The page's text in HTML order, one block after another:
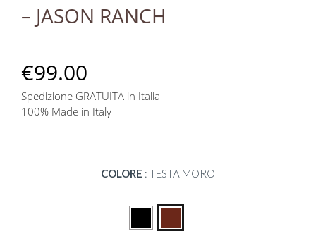
– JASON RANCH
€99.00
Spedizione GRATUITA in Italia
100% Made in Italy
COLORE : TESTA MORO